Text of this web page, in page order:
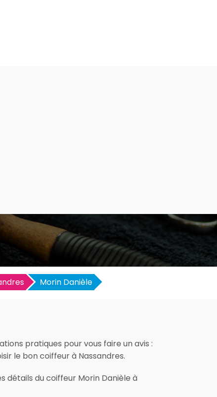
Morin Danièle
pratiques pour vous faire un avis :
le bon coiffeur à Nassandres.
détails du coiffeur Morin Danièle à